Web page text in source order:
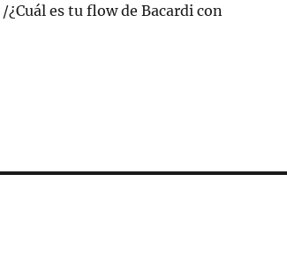
es tu flow de Bacardi con